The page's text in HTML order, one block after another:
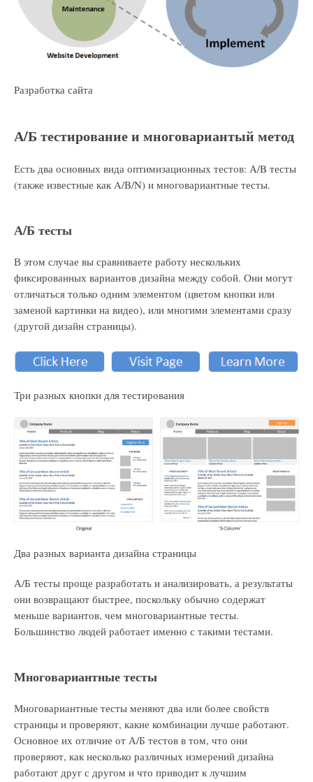
Разработка сайта
А/Б тестирование и многовариантый метод
Есть два основных вида оптимизационных тестов: А/B тесты
(также известные как A/B/N) и многовариантные тесты.
А/Б тесты
В этом случае вы сравниваете работу нескольких
фиксированных вариантов дизайна между собой. Они могут
отличаться только одним элементом (цветом кнопки или
заменой картинки на видео), или многими элементами сразу
(другой дизайн страницы).
Три разных кнопки для тестирования
Два разных варианта дизайна страницы
А/Б тесты проще разработать и анализировать, а результаты
они возвращают быстрее, поскольку обычно содержат
меньше вариантов, чем многовариантные тесты.
Большинство людей работает именно с такими тестами.
Многовариантные тесты
Многовариантные тесты меняют два или более свойств
страницы и проверяют, какие комбинации лучше работают.
Основное их отличие от А/Б тестов в том, что они
проверяют, как несколько различных измерений дизайна
работают друг с другом и что приводит к лучшим